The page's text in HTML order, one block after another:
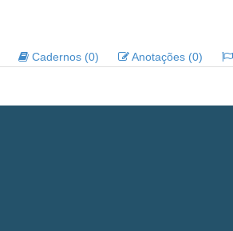
Cadernos (0) Anotações (0)